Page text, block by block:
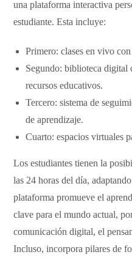
una plataforma interactiva
estudiante. Esta incluye:
Primero: clases en vivo
Segundo: biblioteca digital
recursos educativos.
Tercero: sistema de
de aprendizaje.
Cuarto: espacios virtuales
Los estudiantes tienen la
las 24 horas del día,
plataforma promueve el
clave para el mundo actual,
comunicación digital, el
Incluso, incorpora pilares de